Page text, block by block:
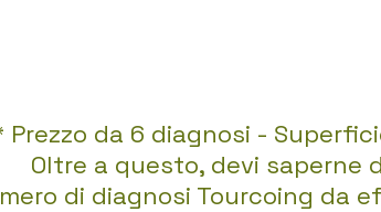
Prezzo da 6 diagnosi -
Oltre a questo, devi saperne
di diagnosi Tourcoing da